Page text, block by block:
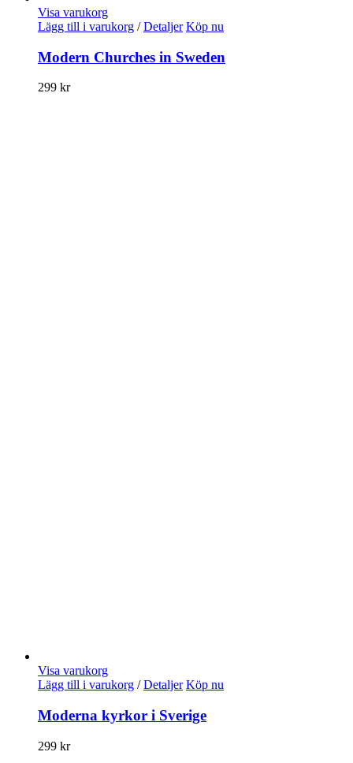
Visa varukorg
Lägg till i varukorg / Detaljer Köp nu
Modern Churches in Sweden
299 kr
Visa varukorg
Lägg till i varukorg / Detaljer Köp nu
Moderna kyrkor i Sverige
299 kr